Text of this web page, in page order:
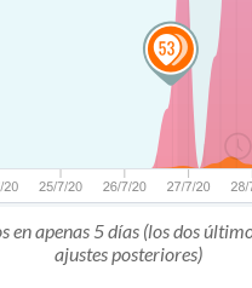
en apenas 5 días (los dos
ajustes posteriores)